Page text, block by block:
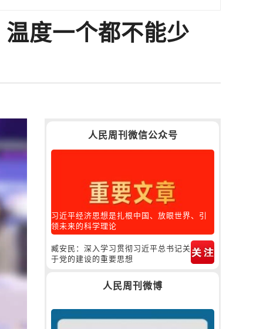
度一个都不能少
人民周刊微信公众号
习近平经济思想是扎根中国、放眼世界、引
领未来的科学理论
臧安民：深入学习贯彻习近平总书记关
于党的建设的重要思想
人民周刊微博